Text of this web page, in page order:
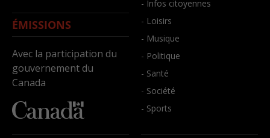
ÉMISSIONS
Avec la participation du
gouvernement du
Canada
- Infos citoyennes
- Loisirs
- Musique
- Politique
- Santé
- Société
- Sports